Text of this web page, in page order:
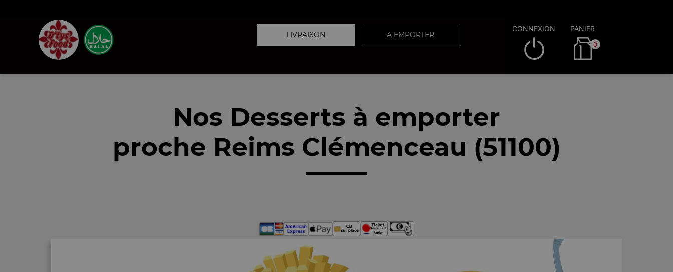
LIVRAISON A EMPORTER
CONNEXION PANIER
0
Nos Desserts à emporter
proche Reims Clémenceau (51100)